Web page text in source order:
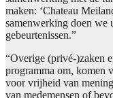
maken: ‘Chateau
samenwerking doen we
gebeurtenissen.”
“Overige (privé-)zaken
programma om, komen
voor vrijheid van
van medemensen of